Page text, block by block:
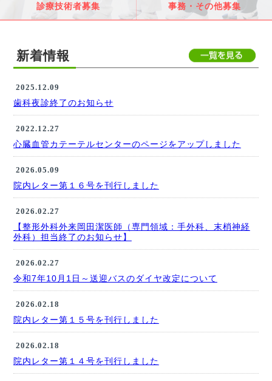
診療技術者募集 事務・その他募集
新着情報
2025.12.09
歯科夜診終了のお知らせ
2022.12.27
心臓血管カテーテルセンターのページをアップしました
2026.05.09
院内レター第１６号を刊行しました
2026.02.27
【整形外科外来岡田潔医師（専門領域：手外科、末梢神経
外科）担当終了のお知らせ】
2026.02.27
令和7年10月1日～送迎バスのダイヤ改定について
2026.02.18
院内レター第１５号を刊行しました
2026.02.18
院内レター第１４号を刊行しました